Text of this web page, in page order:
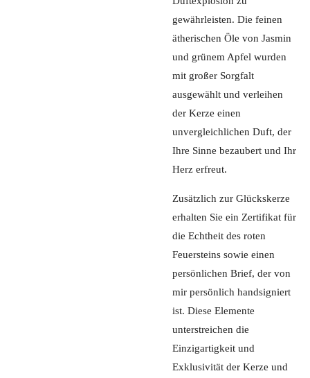
gewährleisten. Die feinen
ätherischen Öle von Jasmin
und grünem Apfel wurden
mit großer Sorgfalt
ausgewählt und verleihen
der Kerze einen
unvergleichlichen Duft, der
Ihre Sinne bezaubert und Ihr
Herz erfreut.
Zusätzlich zur Glückskerze
erhalten Sie ein Zertifikat für
die Echtheit des roten
Feuersteins sowie einen
persönlichen Brief, der von
mir persönlich handsigniert
ist. Diese Elemente
unterstreichen die
Einzigartigkeit und
Exklusivität der Kerze und